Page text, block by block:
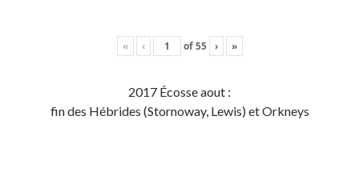
« ‹ of55 › »
2017 Écosse aout :
fin des Hébrides (Stornoway, Lewis) et Orkneys